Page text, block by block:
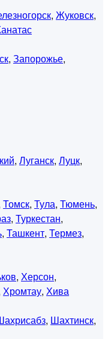
, Жуковск,
, Запорожье,
, Луганск, Луцк,
Томск, Тула, Тюмень,
, Туркестан,
, Ташкент, Термез,
, Херсон,
Хромтау, Хива
, Шахтинск,